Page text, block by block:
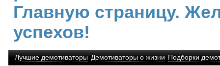
Главную страницу.
успехов!
Лучшие демотиваторы Демотиваторы о жизни Подборки